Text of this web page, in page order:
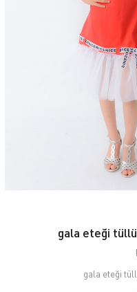
gala eteği
gala eteği